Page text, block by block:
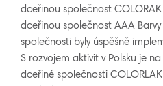
dceřinou společnost
dceřinou společnost AAA
společnosti byly úspěšně
S rozvojem aktivit v Polsku je
dceřiné společnosti